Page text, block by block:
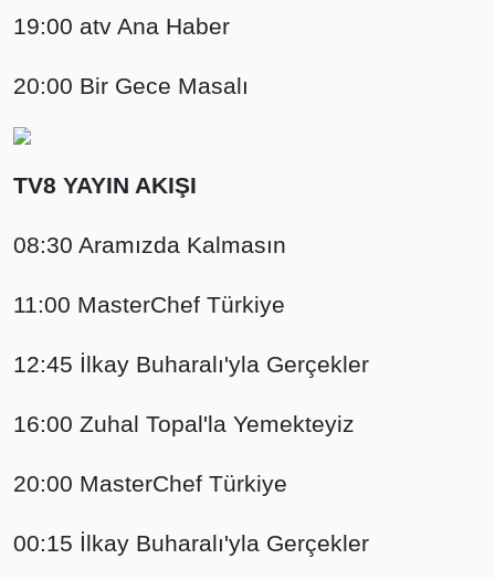
19:00 atv Ana Haber
20:00 Bir Gece Masalı
TV8 YAYIN AKIŞI
08:30 Aramızda Kalmasın
11:00 MasterChef Türkiye
12:45 İlkay Buharalı'yla Gerçekler
16:00 Zuhal Topal'la Yemekteyiz
20:00 MasterChef Türkiye
00:15 İlkay Buharalı'yla Gerçekler